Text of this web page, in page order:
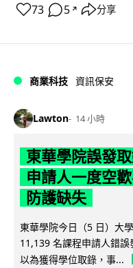
73 5 ↗ 分享
商業科技 資訊保安
Lawton 14 小時
東華學院誤發
申請人一度空
防護缺失
東華學院今日（5 日）大
11,139 名課程申請人錯
以為獲得學位取錄，事...